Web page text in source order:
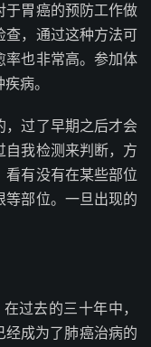
于胃癌的预防工作做
查，通过这种方法可
率也非常高。参加体
病。
过了早期之后才会
自我检测来判断，方
看有没有在某些部位
等部位。一旦出现的
去的三十年中，
成为了肺癌治病的